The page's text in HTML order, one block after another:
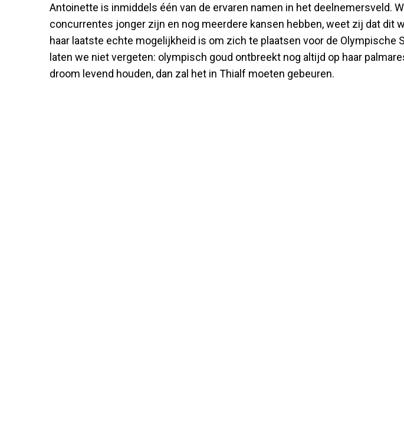
Antoinette is inmiddels één van de ervaren namen in het deelnemersveld.
concurrentes jonger zijn en nog meerdere kansen hebben, weet zij dat dit
haar laatste echte mogelijkheid is om zich te plaatsen voor de Olympische
laten we niet vergeten: olympisch goud ontbreekt nog altijd op haar
droom levend houden, dan zal het in Thialf moeten gebeuren.